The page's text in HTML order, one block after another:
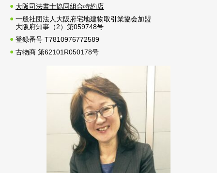
大阪司法書士協同組合特約店
一般社団法人大阪府宅地建物取引業協会加盟
大阪府知事（2）第059748号
登録番号 T7810976772589
古物商 第62101R050178号